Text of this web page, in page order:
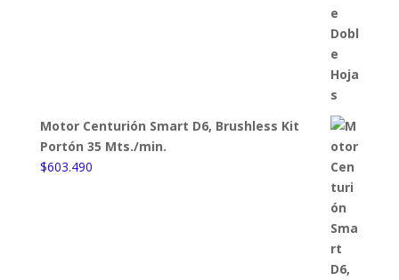
Motor Centurión Smart D6, Brushless Kit
Portón 35 Mts./min.
$603.490